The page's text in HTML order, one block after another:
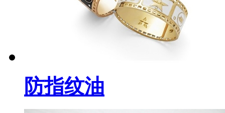
防指纹油